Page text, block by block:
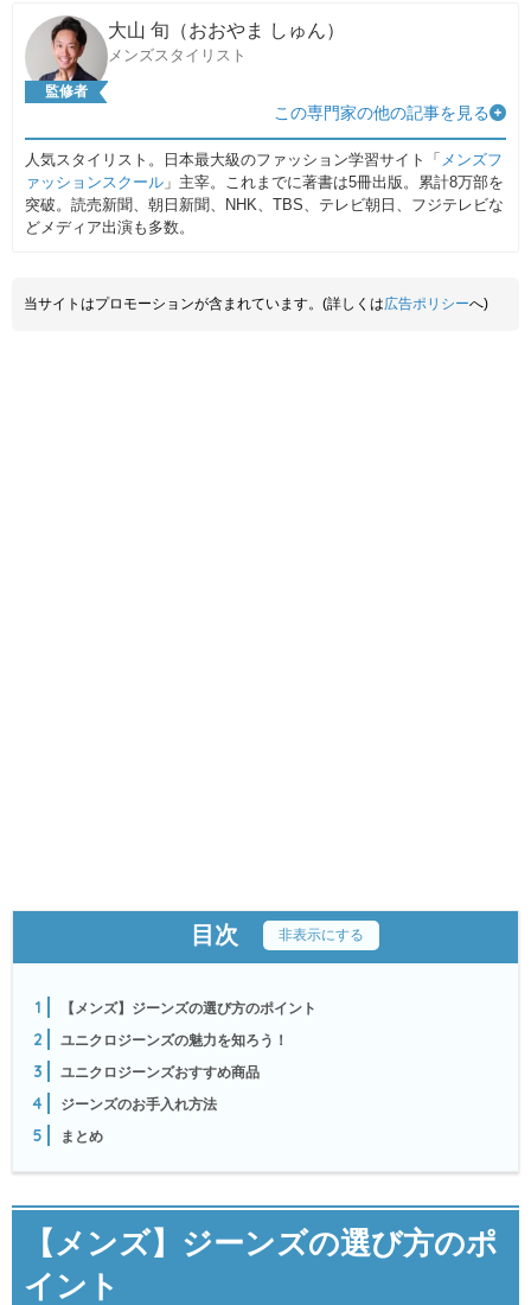
監修者
大山 旬（おおやま しゅん）
メンズスタイリスト
この専門家の他の記事を見る
人気スタイリスト。日本最大級のファッション学習サイト「 メンズフ
ァッションスクール 」主宰。これまでに著書は5冊出版。累計8万部を
突破。読売新聞、朝日新聞、NHK、TBS、テレビ朝日、フジテレビな
どメディア出演も多数。
当サイトはプロモーションが含まれています。(詳しくは広告ポリシーへ)
目次 非表示にする
1 【メンズ】ジーンズの選び方のポイント
2 ユニクロジーンズの魅力を知ろう！
3 ユニクロジーンズおすすめ商品
4 ジーンズのお手入れ方法
5 まとめ
【メンズ】ジーンズの選び方のポ
イント